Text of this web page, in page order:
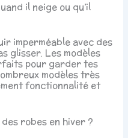
il neige ou qu’il
imperméable avec des
glisser. Les modèles
pour garder tes
modèles très
fonctionnalité et
robes en hiver ?